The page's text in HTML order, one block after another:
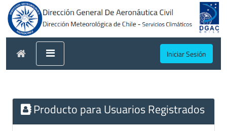
Iniciar Sesión
Producto para Usuarios Registrados